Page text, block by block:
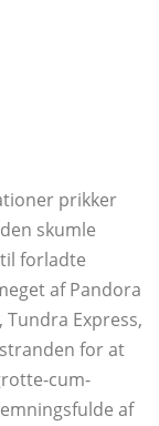
prikker
skumle
forladte
af Pandora
Express,
for at
cum-
af